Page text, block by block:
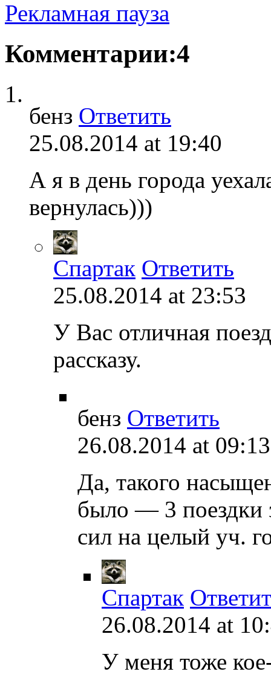
Рекламная пауза
Комментарии:4
бенз Ответить
25.08.2014 at 19:40
А я в день города
вернулась)))
Спартак Ответить
25.08.2014 at 23:53
У Вас отличная
рассказу.
бенз Ответить
26.08.2014 at 09:13
Да, такого
было — 3 поездки
сил на целый уч.
Спартак
26.08.2014 at
У меня тоже